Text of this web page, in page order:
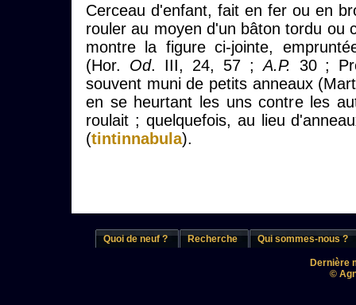
Cerceau d'enfant, fait en fer ou en
rouler au moyen d'un bâton tordu ou
montre la figure ci-jointe,
(Hor. Od. III, 24, 57 ;A.P. 30 ;
souvent muni de petits anneaux
en se heurtant les uns contre les
roulait ; quelquefois, au lieu
(tintinnabula).
Quoi de neuf ? Recherche Qui sommes-nous ?
Dernière
©